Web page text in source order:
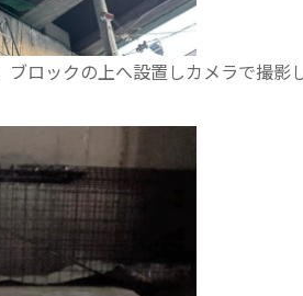
ブロックの上へ設置しカメラで撮影